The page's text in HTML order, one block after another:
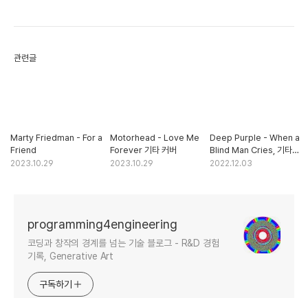
관련글
Marty Friedman - For a
Friend
2023.10.29
Motorhead - Love Me
Forever 기타 커버
2023.10.29
Deep Purple - When a
Blind Man Cries, 기타
커버
2022.12.03
programming4engineering
코딩과 창작의 경계를 넘는 기술 블로그 - R&D 경험
기록, Generative Art
구독하기